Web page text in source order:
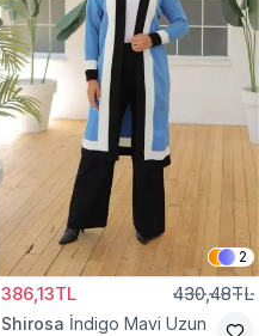
2
386,13TL 430,48TL
Shirosa İndigo Mavi Uzun